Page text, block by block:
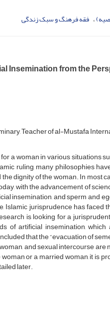
فقه فرهنگ و سبک زندگی
Insemination from the
Teacher of al-Mustafa
a woman in various situations
ruling, many philosophies
dignity of the woman. In most
with the advancement of
insemination, and sperm and
jurisprudence has faced
is looking for a
of artificial insemination,
that the “evacuation of
and sexual intercourse are
or a married woman, it is
later.